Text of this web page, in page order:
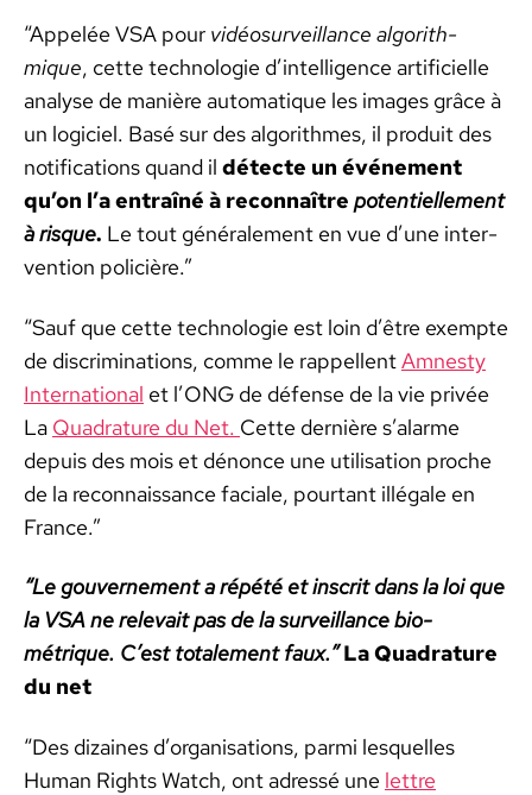
“Appelée VSA pour vidéo­sur­veil­lance algo­rith­
mique, cette tech­nolo­gie d’in­tel­li­gence arti­fi­cielle
analyse de manière automa­tique les images grâce à
un logi­ciel. Basé sur des algo­rithmes, il pro­duit des
noti­fi­ca­tions quand il détecte un événe­ment
qu’on l’a entraîné à recon­naître poten­tielle­ment
à risque. Le tout générale­ment en vue d’une inter­
ven­tion poli­cière.”
“Sauf que cette tech­nolo­gie est loin d’être exempte
de dis­crim­i­na­tions, comme le rap­pel­lentAmnesty
Inter­na­tion­al et l’ONG de défense de la vie privée
La Quad­ra­ture du Net. Cette dernière s’alarme
depuis des mois et dénonce une util­i­sa­tion proche
de la recon­nais­sance faciale, pour­tant illé­gale en
France.”
“Le gou­verne­ment a répété et inscrit dans la loi que
la VSA ne rel­e­vait pas de la sur­veil­lance bio­
métrique. C’est totale­ment faux.” La Quad­ra­ture
du net
“Des dizaines d’organisations, par­mi lesquelles
Human Rights Watch, ont adressé une let­tre